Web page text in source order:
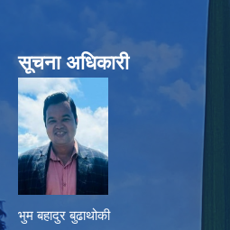
सूचना अधिकारी
भुम बहादुर बुढाथोकी